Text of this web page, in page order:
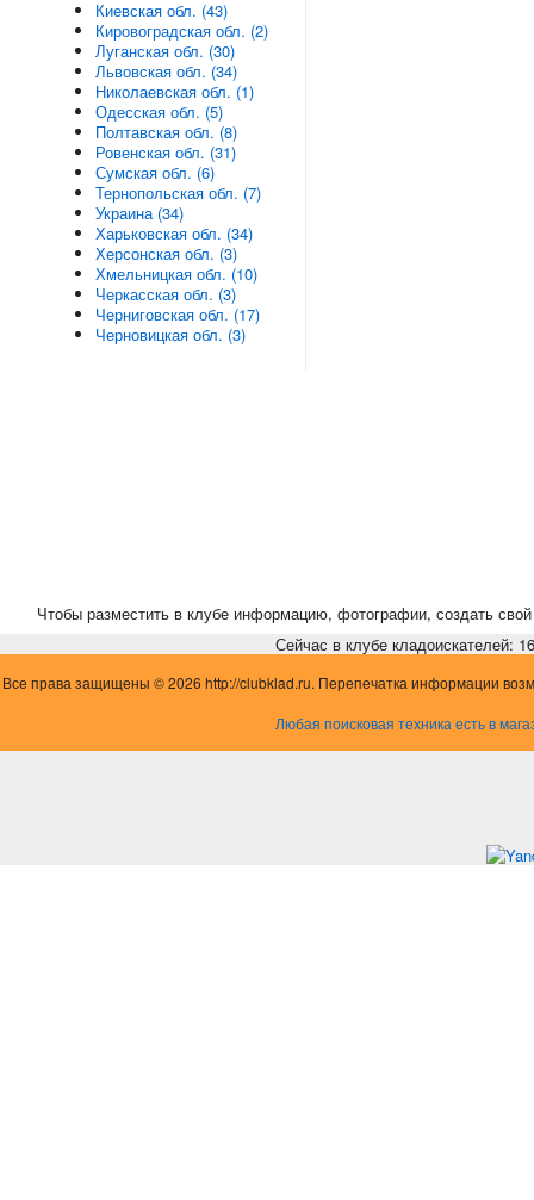
Киевская обл. (43)
Кировоградская обл. (2)
Луганская обл. (30)
Львовская обл. (34)
Николаевская обл. (1)
Одесская обл. (5)
Полтавская обл. (8)
Ровенская обл. (31)
Сумская обл. (6)
Тернопольская обл. (7)
Украина (34)
Харьковская обл. (34)
Херсонская обл. (3)
Хмельницкая обл. (10)
Черкасская обл. (3)
Черниговская обл. (17)
Черновицкая обл. (3)
Чтобы разместить в клубе информацию, фотографии, создать свой
Сейчас в клубе кладоискателей:
Все права защищены © 2026 http://clubklad.ru. Перепечатка информации
Любая поисковая техника есть в